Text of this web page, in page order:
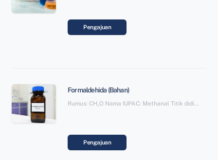
Pengajuan
Formaldehida (Bahan)
Rumus: CH₂O Nama IUPAC: Methanal Titik didih: -19°C Massa molar: 30,031 g/mol Kepadatan: 815 kg/m³ Larut dalam: Air, Aseton Klasifikasi: Alkanal, Senyawa organik
Pengajuan